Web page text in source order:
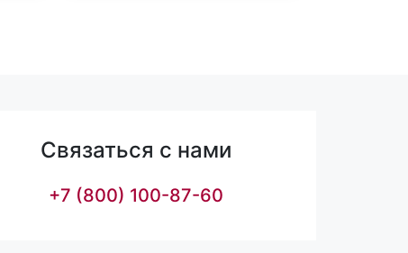
Связаться с нами
+7 (800) 100-87-60